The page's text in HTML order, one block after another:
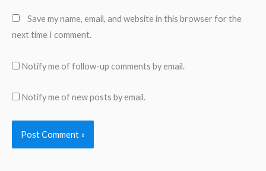
Save my name, email, and website in this browser for the
next time I comment.
Notify me of follow-up comments by email.
Notify me of new posts by email.